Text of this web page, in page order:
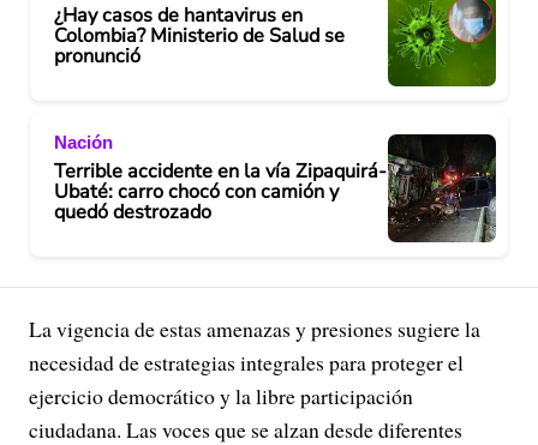
¿Hay casos de hantavirus en
Colombia? Ministerio de Salud se
pronunció
Nación
Terrible accidente en la vía Zipaquirá-
Ubaté: carro chocó con camión y
quedó destrozado
La vigencia de estas amenazas y presiones sugiere la
necesidad de estrategias integrales para proteger el
ejercicio democrático y la libre participación
ciudadana. Las voces que se alzan desde diferentes